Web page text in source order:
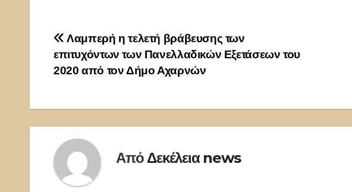
Πλοήγηση
άρθρων
Λαμπερή η τελετή βράβευσης των
επιτυχόντων των Πανελλαδικών Εξετάσεων του
2020 από τον Δήμο Αχαρνών
Από Δεκέλεια news